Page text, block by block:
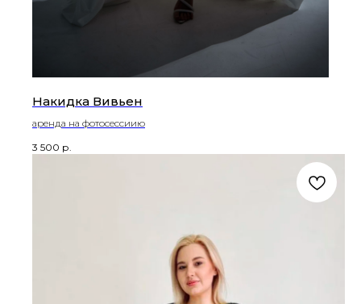
Накидка Вивьен
аренда на фотосессиию
3 500 р.